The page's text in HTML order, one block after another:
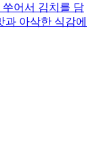
어서 김치를 담
아삭한 식감에